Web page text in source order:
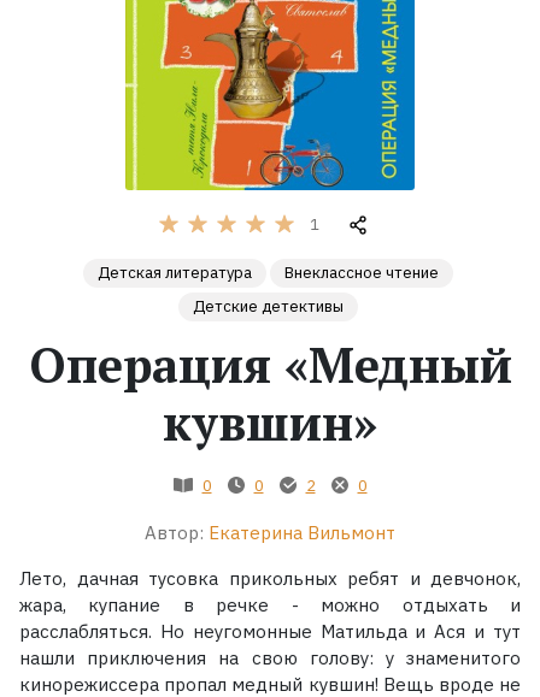
обсуждаемые
Коллекции
1
Детская литература
Внеклассное чтение
Детские детективы
Операция «Медный
кувшин»
0 0 2 0
Автор: Екатерина Вильмонт
Лето, дачная тусовка прикольных ребят и девчонок,
жара, купание в речке - можно отдыхать и
расслабляться. Но неугомонные Матильда и Ася и тут
нашли приключения на свою голову: у знаменитого
кинорежиссера пропал медный кувшин! Вещь вроде не